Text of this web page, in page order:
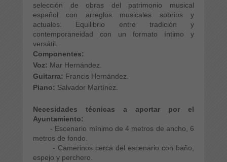
selección de obras del patrimonio musical
español con arreglos musicales sobrios y
actuales. Equilibrio entre tradición y
contemporaneidad con un formato íntimo y
versátil.
Componentes:
Voz: Mar Hernández.
Guitarra: Francis Hernández.
Piano: Salvador Martínez.
Necesidades técnicas a aportar por el
Ayuntamiento:
- Escenario mínimo de 4 metros de ancho, 6
metros de fondo.
- Camerinos cerca del escenario con baño,
espejo y perchero.